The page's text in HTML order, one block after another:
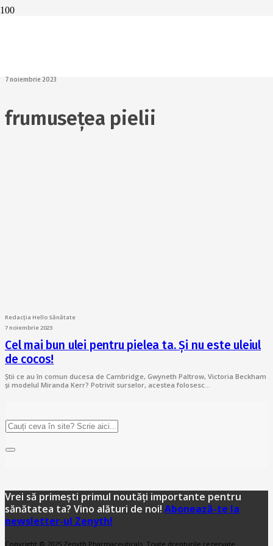
7 noiembrie 2023
frumusețea pielii
Redacția Hello Sănătate
7 noiembrie 2023
Cel mai bun ulei pentru pielea ta. Și nu este uleiul
de cocos!
Știi ce au în comun ducesa de Cambridge, Gwyneth Paltrow, Victoria Beckham
și modelul Miranda Kerr? Potrivit surselor, acestea folosesc…
Vrei să primești primul noutăți importante pentru
sănătatea ta? Vino alături de noi! Abonează-te la
newsletter-ul Zenyth!
Copyright © 2025 Zenyth Pharmaceuticals. Toate drepturile rezervate.